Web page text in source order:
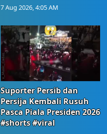
7 Aug 2026, 4:05 AM
Suporter Persib dan
Persija Kembali Rusuh
Pasca Piala Presiden 2026
#shorts #viral